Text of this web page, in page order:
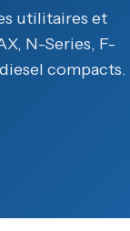
utilitaires et
N-Series, F-
compacts.